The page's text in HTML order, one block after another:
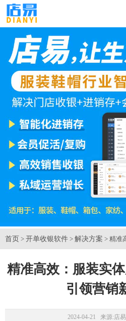
首页 > 开单收银软件 > 解决方案 > 精准
精准高效：服装实
引领营销
2024-04-21 来源:店易